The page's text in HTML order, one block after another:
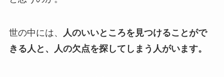
世の中には、
人のいいところを見つけることがで
きる人と、人の欠点を探してしまう人がいます。